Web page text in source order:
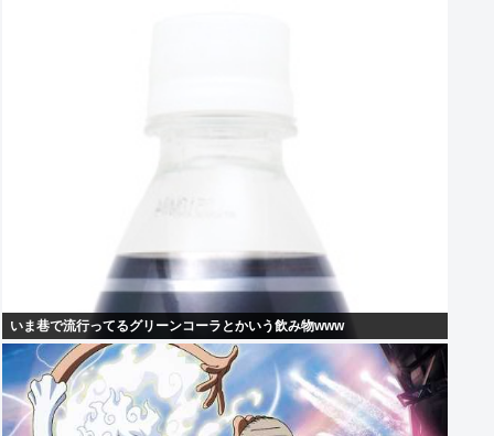
いま巷で流行ってるグリーンコーラとかいう飲み物www